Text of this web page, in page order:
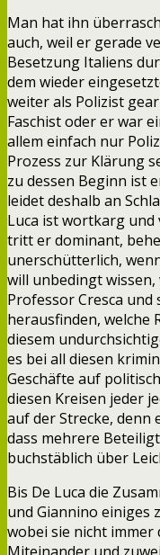
Man hat ihn
auch, weil er gerade
Besetzung Italiens
dem wieder
weiter als Polizist
Faschist oder er war
allem einfach nur
Prozess zur Klärung
zu dessen Beginn ist
leidet deshalb an
Luca ist wortkarg und
tritt er dominant,
unerschütterlich,
will unbedingt
Professor Cresca und
herausfinden, welche
diesem
es bei all diesen
Geschäfte auf
diesen Kreisen jeder
auf der Strecke, denn
dass mehrere
buchstäblich über
Bis De Luca die
und Giannino einiges
wobei sie nicht immer